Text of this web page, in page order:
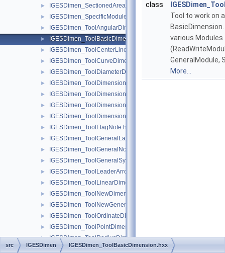
► IGESDimen_SectionedArea.hxx
► IGESDimen_SpecificModule.hxx
► IGESDimen_ToolAngularDimension.hxx
► IGESDimen_ToolBasicDimension.hxx
► IGESDimen_ToolCenterLine.hxx
► IGESDimen_ToolCurveDimension.hxx
► IGESDimen_ToolDiameterDimension.hxx
► IGESDimen_ToolDimensionDisplayData.hxx
► IGESDimen_ToolDimensionedGeometry.hxx
► IGESDimen_ToolDimensionTolerance.hxx
► IGESDimen_ToolDimensionUnits.hxx
► IGESDimen_ToolFlagNote.hxx
► IGESDimen_ToolGeneralLabel.hxx
► IGESDimen_ToolGeneralNote.hxx
► IGESDimen_ToolGeneralSymbol.hxx
► IGESDimen_ToolLeaderArrow.hxx
► IGESDimen_ToolLinearDimension.hxx
► IGESDimen_ToolNewDimensionedGeometry.hxx
► IGESDimen_ToolNewGeneralNote.hxx
► IGESDimen_ToolOrdinateDimension.hxx
► IGESDimen_ToolPointDimension.hxx
► IGESDimen_ToolRadiusDimension.hxx
► IGESDimen_ToolSection.hxx
class
Tool to work on a
various Modules
GeneralModule,
More...
src IGESDimen IGESDimen_ToolBasicDimension.hxx